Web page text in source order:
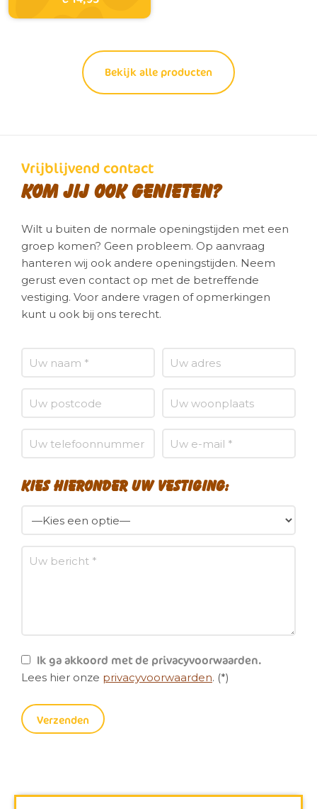
Bekijk alle producten
Vrijblijvend contact
Kom jij ook genieten?
Wilt u buiten de normale openingstijden met een
groep komen? Geen probleem. Op aanvraag
hanteren wij ook andere openingstijden. Neem
gerust even contact op met de betreffende
vestiging. Voor andere vragen of opmerkingen
kunt u ook bij ons terecht.
Kies hieronder uw vestiging:
Ik ga akkoord met de privacyvoorwaarden.
Lees hier onze privacyvoorwaarden. (*)